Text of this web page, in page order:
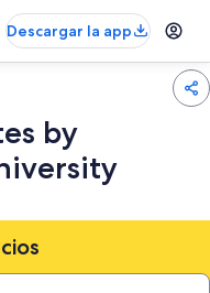
Descargar la app
by